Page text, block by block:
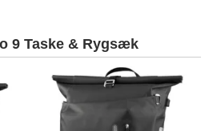
9 Taske & Rygsæk